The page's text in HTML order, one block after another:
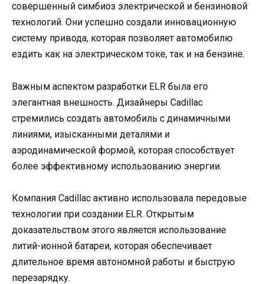
совершенный симбиоз электрической и бензиновой
технологий. Они успешно создали инновационную
систему привода, которая позволяет автомобилю
ездить как на электрическом токе, так и на бензине.
Важным аспектом разработки ELR была его
элегантная внешность. Дизайнеры Cadillac
стремились создать автомобиль с динамичными
линиями, изысканными деталями и
аэродинамической формой, которая способствует
более эффективному использованию энергии.
Компания Cadillac активно использовала передовые
технологии при создании ELR. Открытым
доказательством этого является использование
литий-ионной батареи, которая обеспечивает
длительное время автономной работы и быструю
перезарядку.